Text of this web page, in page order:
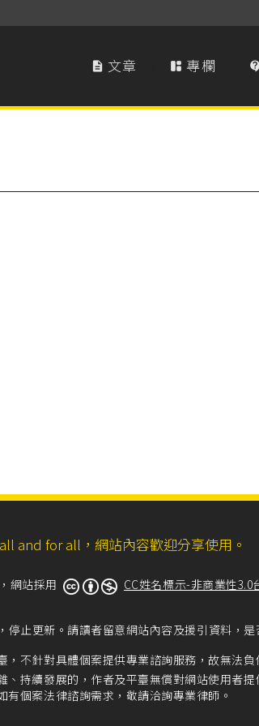
 文章  專欄 
and for all，網站內容歡迎分享使用。
網站採用 CC姓名標示-非商業性3.0
停止更新。請讀者留意網站內容及援引資料，是
，不針對具體個案提供專業諮詢服務，故無法負
、持續發展的，作者及平臺無償對網站使用者
有個案法律諮詢需求，敬請洽詢專業律師。